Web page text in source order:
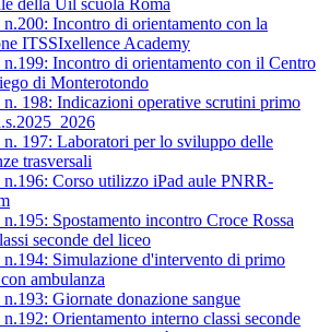
della Uil scuola Roma
Incontro di orientamento con la
ITSSIxellence Academy
Incontro di orientamento con il Centro
di Monterotondo
n. 198: Indicazioni operative scrutini primo
n. 197: Laboratori per lo sviluppo delle
trasversali
n.196: Corso utilizzo iPad aule PNRR-
Spostamento incontro Croce Rossa
seconde del liceo
Simulazione d'intervento di primo
ambulanza
Giornate donazione sangue
Orientamento interno classi seconde